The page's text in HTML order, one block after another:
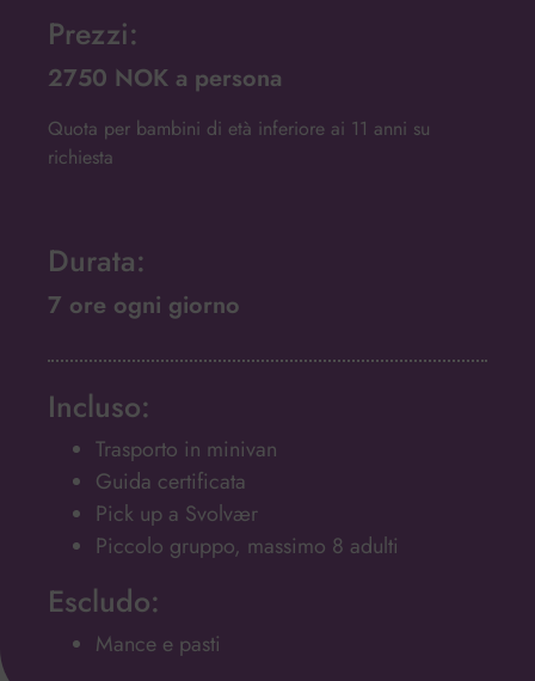
Prezzi:
2750 NOK a persona
Quota per bambini di età inferiore ai 11 anni su
richiesta
Durata:
7 ore ogni giorno
Incluso:
Trasporto in minivan
Guida certificata
Pick up a Svolvær
Piccolo gruppo, massimo 8 adulti
Escludo:
Mance e pasti